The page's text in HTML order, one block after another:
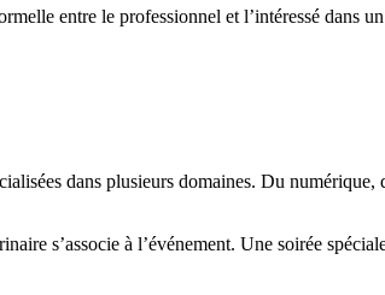
entre le professionnel et l’intéressé dans
dans plusieurs domaines. Du
s’associe à l’événement. Une soirée